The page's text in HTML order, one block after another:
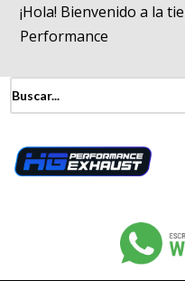
¡Hola! Bienvenido a la
Performance